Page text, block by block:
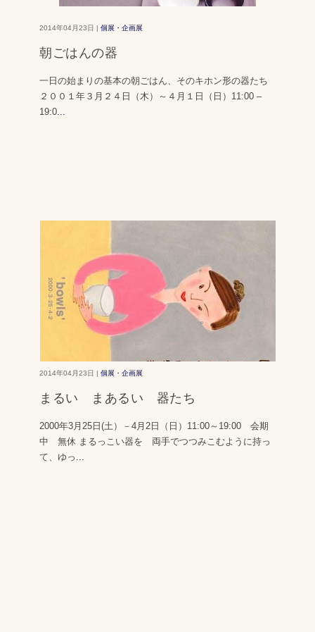
2014年04月23日 | 個展・企画展
朝ごはんの器
一日の始まりの基本の朝ごはん、そのキホン形の器たち
２００１年３月２４日（木）～４月１日（日）11:00 –
19:0...
2014年04月23日 | 個展・企画展
まるい まあるい 器たち
2000年3月25日(土）－4月2日（日）11:00～19:00 会期
中 無休 まるっこい器を 両手でつつみこむように持っ
て、ゆっ ...